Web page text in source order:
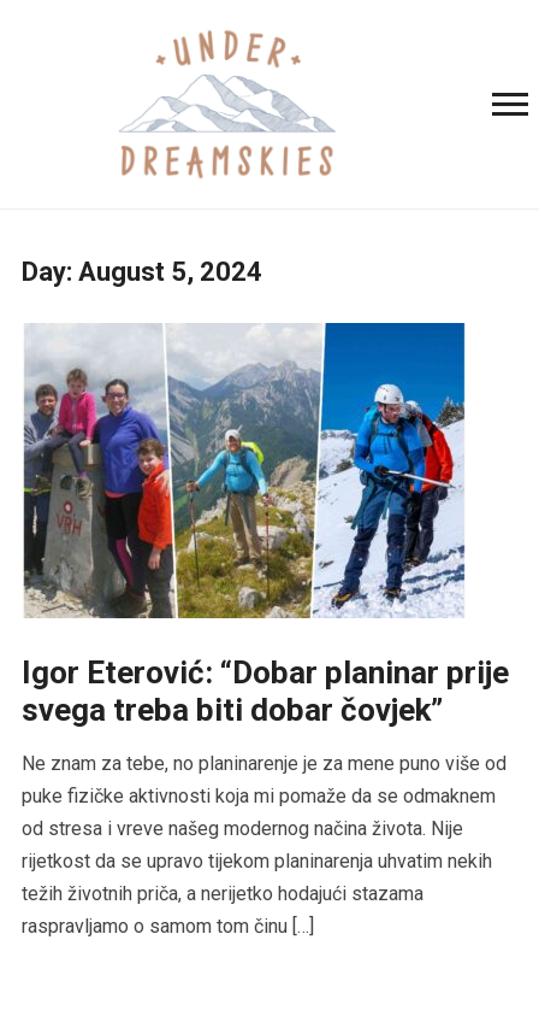
Day: August 5, 2024
Igor Eterović: “Dobar planinar prije
svega treba biti dobar čovjek”
Ne znam za tebe, no planinarenje je za mene puno više od
puke fizičke aktivnosti koja mi pomaže da se odmaknem
od stresa i vreve našeg modernog načina života. Nije
rijetkost da se upravo tijekom planinarenja uhvatim nekih
težih životnih priča, a nerijetko hodajući stazama
raspravljamo o samom tom činu […]